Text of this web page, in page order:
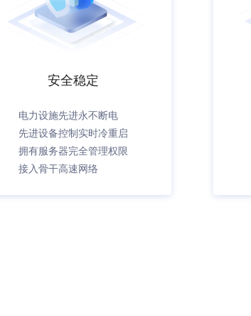
安全稳定
电力设施先进永不断电
先进设备控制实时冷重启
拥有服务器完全管理权限
接入骨干高速网络